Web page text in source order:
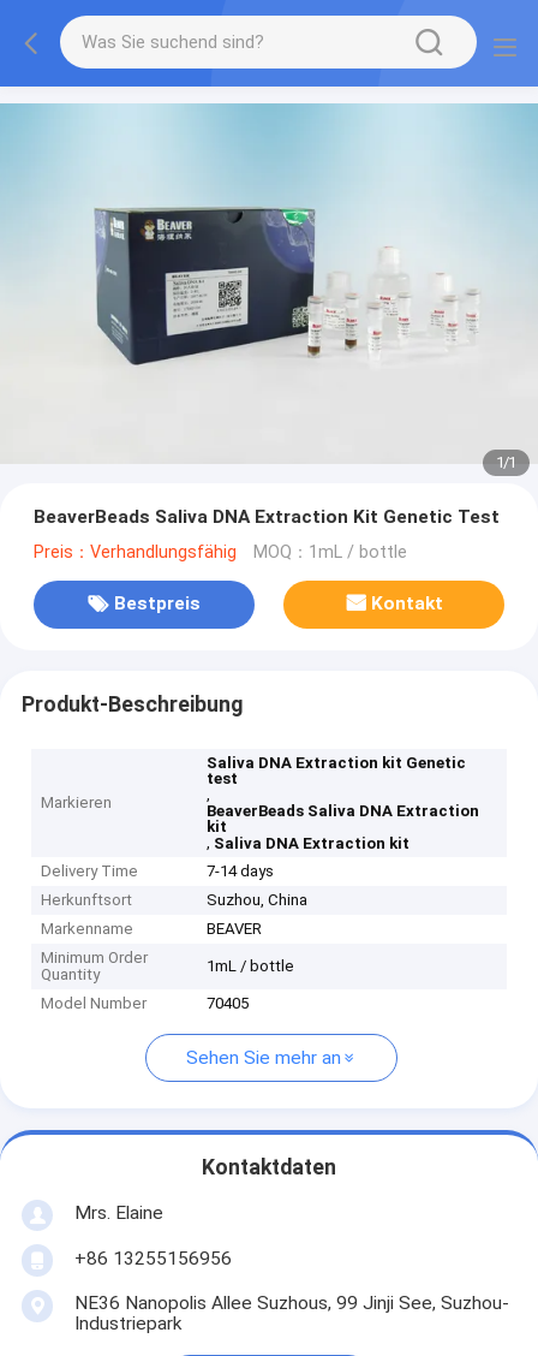
1/1
BeaverBeads Saliva DNA Extraction Kit Genetic Test
Preis：Verhandlungsfähig MOQ：1mL / bottle
Bestpreis Kontakt
Produkt-Beschreibung
Markieren
Saliva DNA Extraction kit Genetic
test
,
BeaverBeads Saliva DNA Extraction
kit
, Saliva DNA Extraction kit
Delivery Time
7-14 days
Herkunftsort
Suzhou, China
Markenname
BEAVER
Minimum Order
Quantity
1mL / bottle
Model Number 70405
Sehen Sie mehr an
Kontaktdaten
Mrs. Elaine
+86 13255156956
NE36 Nanopolis Allee Suzhous, 99 Jinji See, Suzhou-
Industriepark